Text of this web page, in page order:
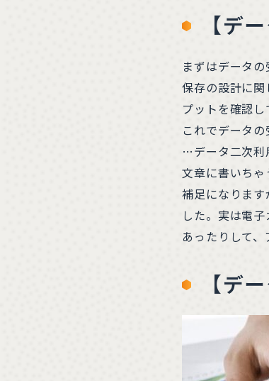
【デ
まずはデータ
保存の設計に
プットを確認し
これでデータの
…データ二次利
文章に書いちゃ
補足になりま
した。実は電
あったりして
【デ